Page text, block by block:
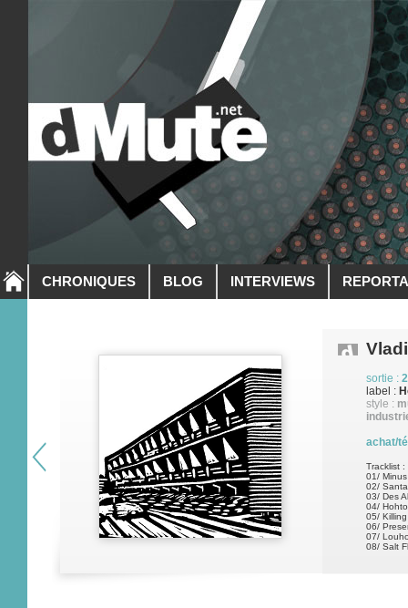
CHRONIQUES BLOG INTERVIEWS
sortie :
label :
style :
achat/
Tracklist :
01/
02/
03/ Des
04/
05/
06/
07/
08/ Salt